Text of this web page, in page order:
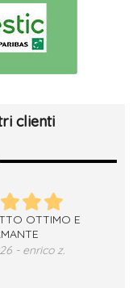
clienti
OTTIMO E
- enrico z.